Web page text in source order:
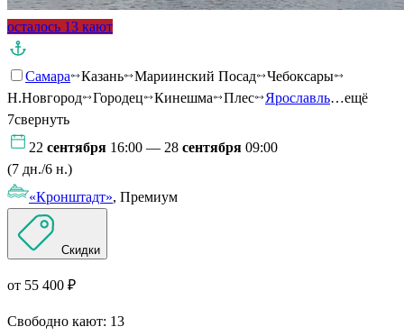
осталось 13 кают
Самара Казань Мариинский Посад
Чебоксары
Н.Новгород
Городец Кинешма Плес Ярославль…ещё
7свернуть
22 сентября 16:00 — 28 сентября 09:00
(7 дн./6 н.)
«Кронштадт», Премиум
Скидки
от 55 400 ₽
Свободно кают: 13